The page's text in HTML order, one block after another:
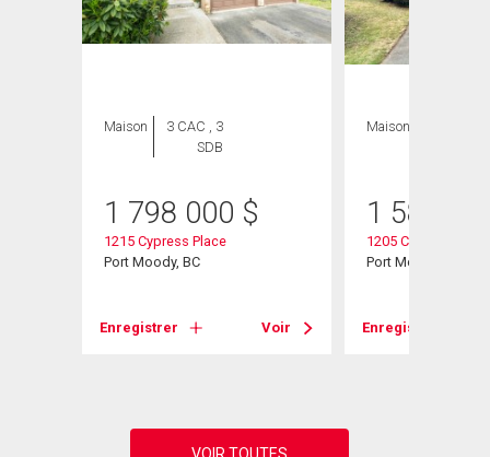
Maison
3 CAC , 3
SDB
1 798 000 $
1215 Cypress Place
Port Moody, BC
Enregistrer Voir
Maison
1 588
1205 Cypress Place
Port Moody, BC
Enregistrer